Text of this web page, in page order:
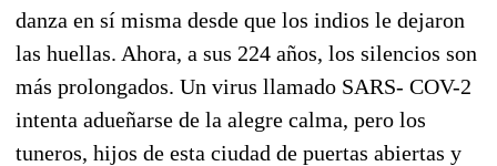
danza en sí misma desde que los indios le dejaron
las huellas. Ahora, a sus 224 años, los silencios son
más prolongados. Un virus llamado SARS- COV-2
intenta adueñarse de la alegre calma, pero los
tuneros, hijos de esta ciudad de puertas abiertas y